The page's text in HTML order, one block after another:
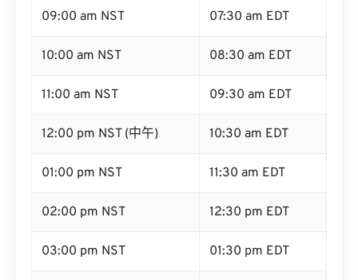
09:00 am NST 07:30 am EDT
10:00 am NST 08:30 am EDT
11:00 am NST 09:30 am EDT
12:00 pm NST (中午) 10:30 am EDT
01:00 pm NST 11:30 am EDT
02:00 pm NST 12:30 pm EDT
03:00 pm NST 01:30 pm EDT